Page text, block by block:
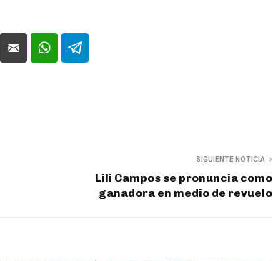
SIGUIENTE NOTICIA
Lili Campos se pronuncia como
ganadora en medio de revuelo